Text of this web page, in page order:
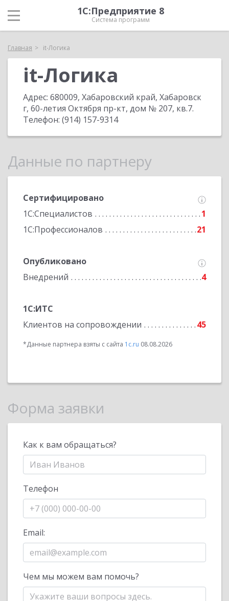
1С:Предприятие 8
Система программ
Главная it-Логика
it-Логика
Адрес: 680009, Хабаровский край, Хабаровск
г, 60-летия Октября пр-кт, дом № 207, кв.7.
Телефон: (914) 157-9314
Данные по партнеру
Сертифицировано
1С:Специалистов
1
1С:Профессионалов
21
Опубликовано
Внедрений
4
1С:ИТС
Клиентов на сопровождении
45
*Данные партнера взяты с сайта 1c.ru 08.08.2026
Форма заявки
Как к вам обращаться?
Телефон
Email:
Чем мы можем вам помочь?